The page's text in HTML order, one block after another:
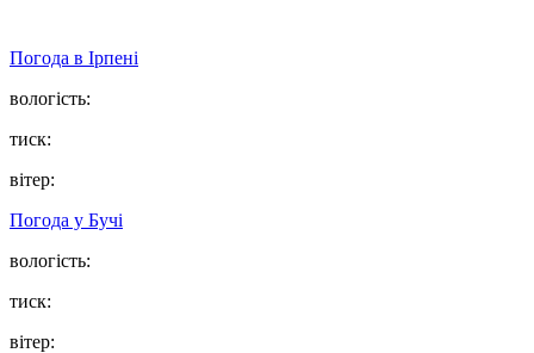
Погода в Ірпені
вологість:
тиск:
вітер:
Погода у Бучі
вологість:
тиск:
вітер: